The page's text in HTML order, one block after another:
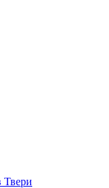
Твери